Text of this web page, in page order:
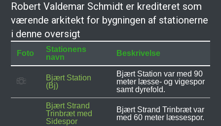
Robert Valdemar Schmidt er krediteret som
værende arkitekt for bygningen af stationerne
i denne oversigt
Foto
Stationens
navn
Beskrivelse
Bjært Station
(Bj)
Bjært Station var med 90
meter læsse- og vigespor
samt dyrefold.
Bjært Strand
Trinbræt med
Sidespor
Bjært Strand Trinbræt var
med 60 meter læssespor.